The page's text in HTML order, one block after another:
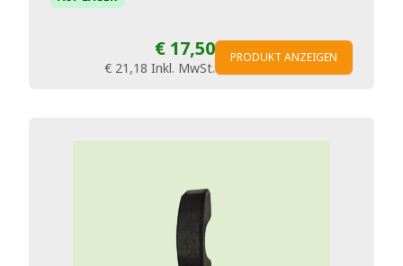
€ 17,50
€ 21,18 Inkl. MwSt.
PRODUKT ANZEIGEN